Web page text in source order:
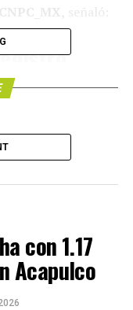
m,
con 1.17
Acapulco